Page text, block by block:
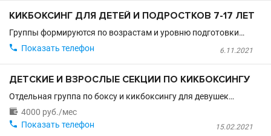
КИКБОКСИНГ ДЛЯ ДЕТЕЙ И ПОДРОСТКОВ 7-17 ЛЕТ
Группы формируются по возрастам и уровню подготовки…
6.11.2021
 Показать телефон
ДЕТСКИЕ И ВЗРОСЛЫЕ СЕКЦИИ ПО КИКБОКСИНГУ
Отдельная группа по боксу и кикбоксингу для девушек…
 4000 руб./мес
15.02.2021
 Показать телефон